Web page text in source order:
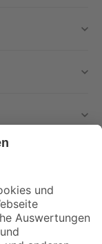
verpassen!